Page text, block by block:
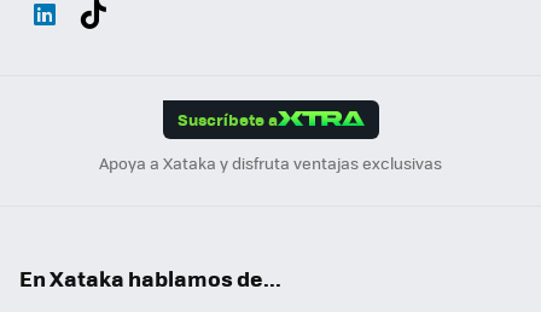
Suscríbete a
Apoya a Xataka y disfruta ventajas exclusivas
En Xataka hablamos de...